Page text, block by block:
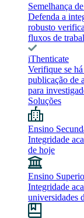
Semelhança
Defenda a
robusto
fluxos de
iThenticate
Verifique se
publicação de
para
Soluções
Ensino
Integridade
de hoje
Ensino
Integridade
universidades